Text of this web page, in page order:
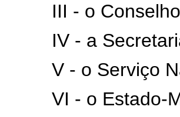
III - o
IV - a
V - o Serviço
VI - o Estado-